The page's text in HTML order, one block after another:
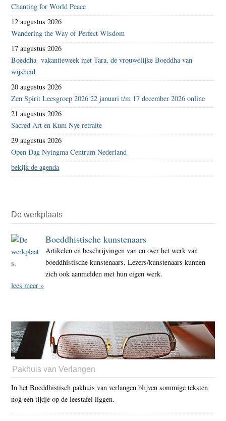
Chanting for World Peace
12 augustus 2026
Wandering the Way of Perfect Wisdom
17 augustus 2026
Boeddha- vakantieweek met Tara, de vrouwelijke Boeddha van
wijsheid
20 augustus 2026
Zen Spirit Leesgroep 2026 22 januari t/m 17 december 2026 online
21 augustus 2026
Sacred Art en Kum Nye retraite
29 augustus 2026
Open Dag Nyingma Centrum Nederland
bekijk de agenda
De werkplaats
Boeddhistische kunstenaars
Artikelen en beschrijvingen van en over het werk van
boeddhistische kunstenaars. Lezers/kunstenaars kunnen
zich ook aanmelden met hun eigen werk.
lees meer »
Pakhuis van Verlangen
In het Boeddhistisch pakhuis van verlangen blijven sommige teksten
nog een tijdje op de leestafel liggen.